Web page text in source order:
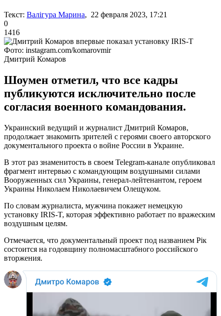
Текст: Валігура Марина, 22 февраля 2023, 17:21
0
1416
Фото: instagram.com/komarovmir
Дмитрий Комаров
Шоумен отметил, что все кадры
публикуются исключительно после
согласия военного командования.
Украинский ведущий и журналист Дмитрий Комаров,
продолжает знакомить зрителей с героями своего авторского
документального проекта о войне России в Украине.
В этот раз знаменитость в своем Telegram-канале опубликовал
фрагмент интервью с командующим воздушными силами
Вооруженных сил Украины, генерал-лейтенантом, героем
Украины Николаем Николаевичем Олещуком.
По словам журналиста, мужчина покажет немецкую
установку IRIS-T, которая эффективно работает по вражеским
воздушным целям.
Отмечается, что документальный проект под названием Рік
состоится на годовщину полномасштабного российского
вторжения.